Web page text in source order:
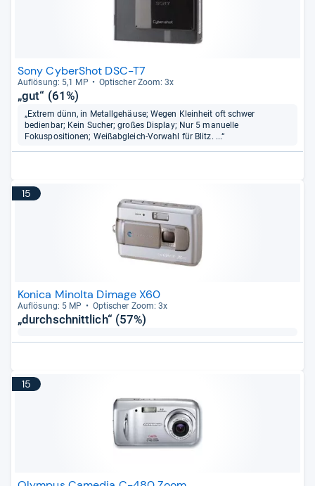
Sony CyberShot DSC-T7
Auf­lö­sung: 5,1 MP Opti­scher Zoom: 3x
„gut“ (61%)
„Extrem dünn, in Metallgehäuse; Wegen Kleinheit oft schwer
bedienbar; Kein Sucher; großes Display; Nur 5 manuelle
Fokuspositionen; Weißabgleich-Vorwahl für Blitz. ...“
15
Konica Minolta Dimage X60
Auf­lö­sung: 5 MP Opti­scher Zoom: 3x
„durchschnittlich“ (57%)
15